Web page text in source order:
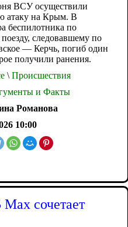
ВСУ осуществили
атаку на Крым. В
беспилотника по
следовавшему по
— Керчь, погиб один
получили ранения.
\ Происшествия
и Факты
Романова
10:00
сочетает